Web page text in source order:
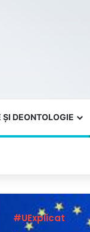
ȘI DEONTOLOGIE
#UExplicat